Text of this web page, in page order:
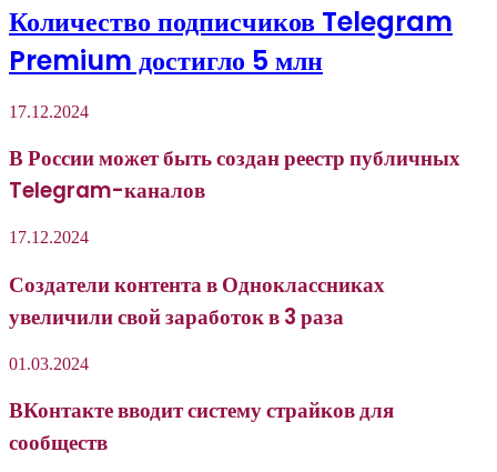
Количество подписчиков Telegram
Premium достигло 5 млн
17.12.2024
В России может быть создан реестр публичных
Telegram-каналов
17.12.2024
Создатели контента в Одноклассниках
увеличили свой заработок в 3 раза
01.03.2024
ВКонтакте вводит систему страйков для
сообществ